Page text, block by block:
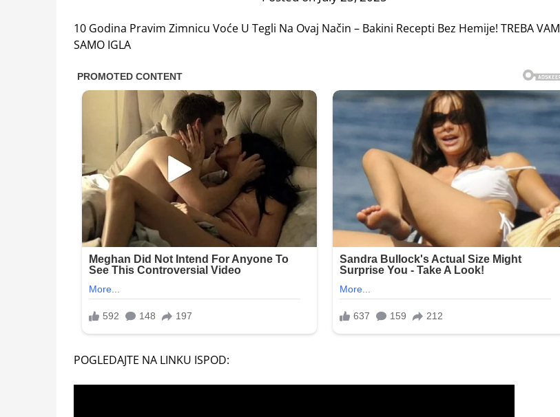
10 Godina Pravim Zimnicu Voće U Tegli Na Ovaj Način – Bakini Recepti Bez Hemije! TREBA VAM
SAMO IGLA
POGLEDAJTE NA LINKU ISPOD: